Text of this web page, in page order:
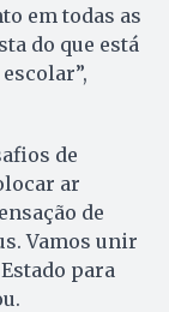
em todas as
do que está
de
ar
de
Vamos unir
para